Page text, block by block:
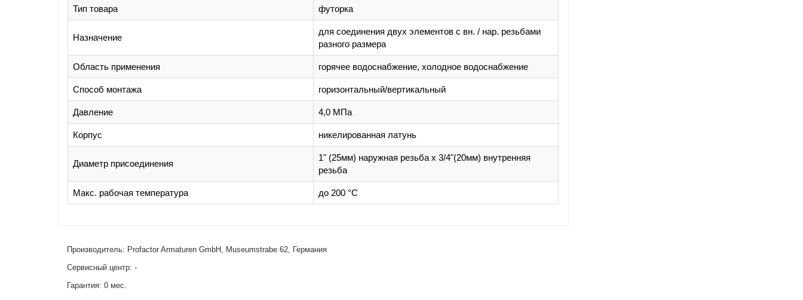
Тип товара футорка
Назначение
для соединения двух элементов с вн. / нар. резьбами
разного размера
Область применения горячее водоснабжение, холодное водоснабжение
Способ монтажа горизонтальный/вертикальный
Давление 4,0 МПа
Корпус никелированная латунь
Диаметр присоединения
1" (25мм) наружная резьба х 3/4"(20мм) внутренняя
резьба
Макс. рабочая температура до 200 °С
Производитель: Profactor Armaturen GmbH, Museumstrabe 62, Германия
Сервисный центр: -
Гарантия: 0 мес.